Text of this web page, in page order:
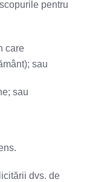
pentru
care
sau
sau
dvs. de